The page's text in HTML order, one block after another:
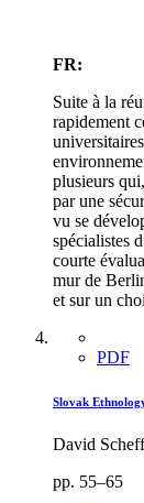
FR:
Suite à la
rapidement
plusieurs
par une
vu se
spécialistes
courte
mur de
et sur un
PDF
Slovak
David
pp. 55–65